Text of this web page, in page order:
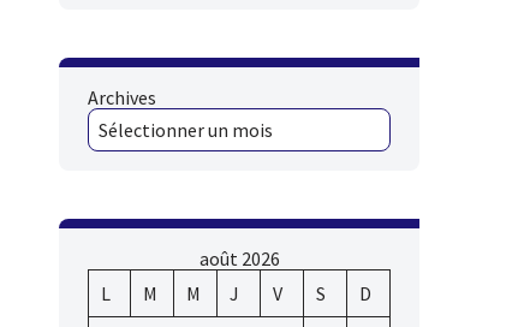
Archives
août 2026
L
M M J V S D